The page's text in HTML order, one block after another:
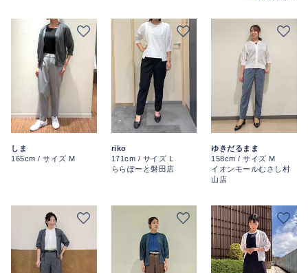
しま
165cm / サイズ M
riko
171cm / サイズ L
ららぽーと磐田店
ゆきだるまま
158cm / サイズ M
イオンモールむさし村
山店